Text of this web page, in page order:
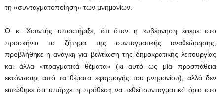
τη «συνταγματοποίηση» των μνημονίων.
Ο κ. Χουντής υποστήριξε, ότι όταν η κυβέρνηση έφερε στο
προσκήνιο το ζήτημα της συνταγματικής αναθεώρησης,
προβλήθηκε η ανάγκη για βελτίωση της δημοκρατικής λειτουργίας
και άλλα «πραγματικά θέματα» (κι αυτό ως μία προσπάθεια
εκτόνωσης από τα θέματα εφαρμογής του μνημονίου), αλλά δεν
ειπώθηκε ότι υπάρχει η πρόθεση να τεθεί συνταγματικό όριο στο